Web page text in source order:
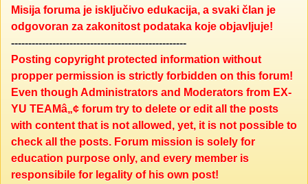
Misija foruma je isključivo edukacija, a svaki član je
odgovoran za zakonitost podataka koje objavljuje!
---------------------------------------------------
Posting copyright protected information without
propper permission is strictly forbidden on this forum!
Even though Administrators and Moderators from EX-
YU TEAMâ„¢ forum try to delete or edit all the posts
with content that is not allowed, yet, it is not possible to
check all the posts. Forum mission is solely for
education purpose only, and every member is
responsibile for legality of his own post!